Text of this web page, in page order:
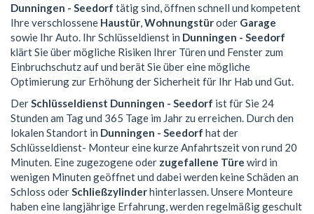
Dunningen - Seedorf tätig sind, öffnen schnell und kompetent
Ihre verschlossene Haustür,Wohnungstüroder Garage
sowie Ihr Auto. Ihr Schlüsseldienst in Dunningen - Seedorf
klärt Sie über mögliche Risiken Ihrer Türen und Fenster zum
Einbruchschutz auf und berät Sie über eine mögliche
Optimierung zur Erhöhung der Sicherheit für Ihr Hab und Gut.
DerSchlüsseldienst Dunningen - Seedorf ist für Sie 24
Stunden am Tag und 365 Tage im Jahr zu erreichen. Durch den
lokalen Standort in Dunningen - Seedorf hat der
Schlüsseldienst- Monteur eine kurze Anfahrtszeit von rund 20
Minuten. Eine zugezogene oder zugefallene Türe wird in
wenigen Minuten geöffnet und dabei werden keine Schäden an
Schloss oderSchließzylinderhinterlassen. Unsere Monteure
haben eine langjährige Erfahrung, werden regelmäßig geschult